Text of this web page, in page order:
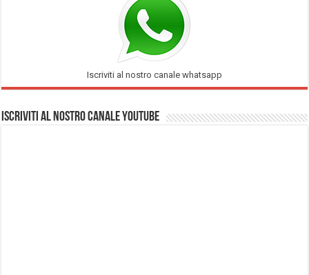
Iscriviti al nostro canale whatsapp
Iscriviti al nostro Canale Youtube